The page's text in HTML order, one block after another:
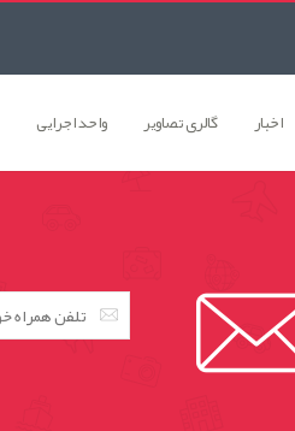
اخبار گالری تصاوير واحد اجرایی